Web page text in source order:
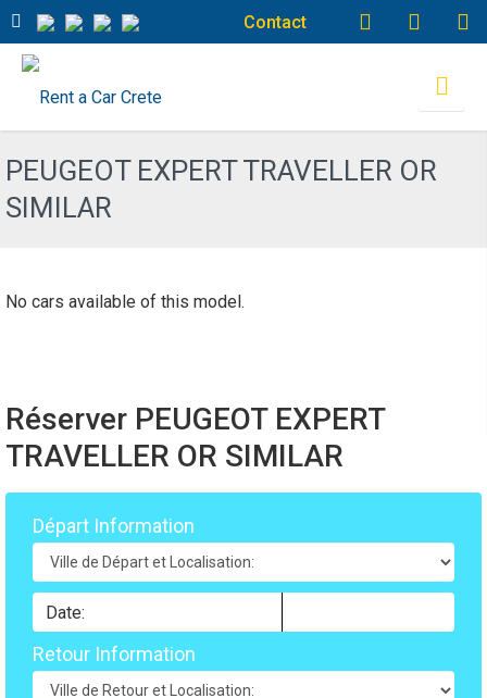
Contact
PEUGEOT EXPERT TRAVELLER OR
SIMILAR
No cars available of this model.
Réserver PEUGEOT EXPERT
TRAVELLER OR SIMILAR
Départ Information
Retour Information